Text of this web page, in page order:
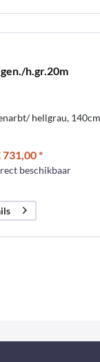
h.gr.20m
hellgrau,
731,00 *
beschikbaar